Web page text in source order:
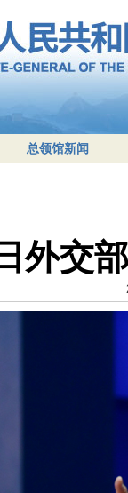
总领馆新闻
外交